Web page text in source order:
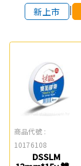
新上市
|
商品代號 :
10176108
DSSLM